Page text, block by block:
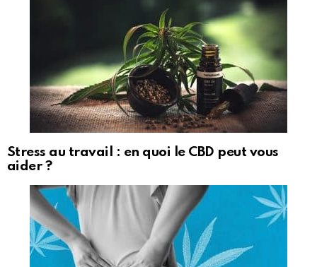
Stress au travail : en quoi le CBD peut vous
aider ?